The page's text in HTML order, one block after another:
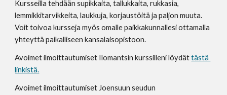
Kursseilla tehdään supikkaita, tallukkaita, rukkasia,
lemmikkitarvikkeita, laukkuja, korjaustöitä ja paljon muuta.
Voit toivoa kursseja myös omalle paikkakunnallesi ottamalla
yhteyttä paikalliseen kansalaisopistoon.
Avoimet ilmoittautumiset Ilomantsin kurssilleni löydät tästä
linkistä.
Avoimet ilmoittautumiset Joensuun seudun